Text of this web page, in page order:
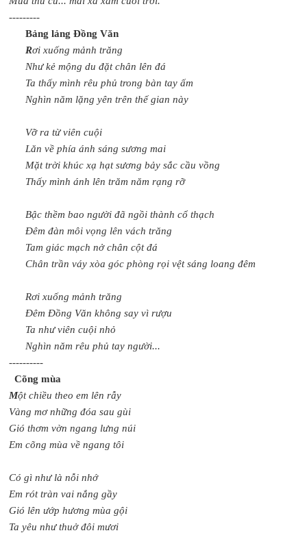
---------
Bảng lảng Đồng Văn
Rơi xuống mảnh trăng
Như kẻ mộng du đặt chân lên đá
Ta thấy mình rêu phủ trong bàn tay ấm
Nghìn năm lặng yên trên thế gian này
Vỡ ra từ viên cuội
Lăn về phía ánh sáng sương mai
Mặt trời khúc xạ hạt sương bảy sắc cầu vồng
Thấy mình ánh lên trăm năm rạng rỡ
Bậc thềm bao người đã ngồi thành cổ thạch
Đêm đàn môi vọng lên vách trăng
Tam giác mạch nở chân cột đá
Chân trần váy xòa góc phòng rọi vệt sáng loang đêm
Rơi xuống mảnh trăng
Đêm Đồng Văn không say vì rượu
Ta như viên cuội nhỏ
Nghìn năm rêu phủ tay người...
----------
Cõng mùa
Một chiều theo em lên rẫy
Vàng mơ những đóa sau gùi
Gió thơm vờn ngang lưng núi
Em cõng mùa về ngang tôi
Có gì như là nỗi nhớ
Em rót tràn vai nắng gầy
Gió lên ướp hương mùa gội
Ta yêu như thuở đôi mươi